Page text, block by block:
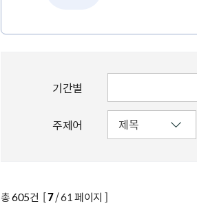
기간별
주제어
총605건 [7/ 61 페이지 ]